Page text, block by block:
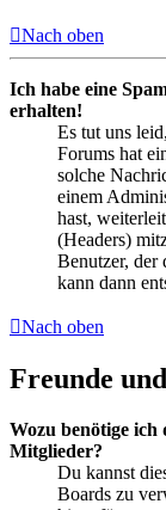
Nach oben
Ich habe eine
erhalten!
Es tut uns
Forums hat
solche
einem
hast,
(Headers)
Benutzer,
kann dann
Nach oben
Freunde
Wozu benötige
Mitglieder?
Du kannst
Boards zu